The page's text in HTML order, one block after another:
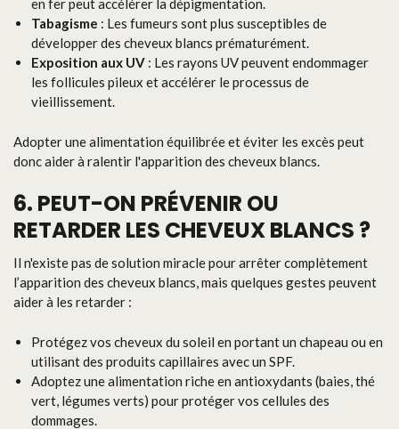
en fer peut accélérer la dépigmentation.
Tabagisme : Les fumeurs sont plus susceptibles de
développer des cheveux blancs prématurément.
Exposition aux UV : Les rayons UV peuvent endommager
les follicules pileux et accélérer le processus de
vieillissement.
Adopter une alimentation équilibrée et éviter les excès peut
donc aider à ralentir l'apparition des cheveux blancs.
6. PEUT-ON PRÉVENIR OU
RETARDER LES CHEVEUX BLANCS ?
Il n'existe pas de solution miracle pour arrêter complètement
l’apparition des cheveux blancs, mais quelques gestes peuvent
aider à les retarder :
Protégez vos cheveux du soleil en portant un chapeau ou en
utilisant des produits capillaires avec un SPF.
Adoptez une alimentation riche en antioxydants (baies, thé
vert, légumes verts) pour protéger vos cellules des
dommages.